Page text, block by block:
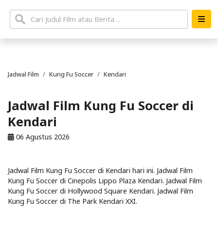
Jadwal Film Kung Fu Soccer Kendari
Jadwal Film Kung Fu Soccer di
Kendari
06 Agustus 2026
Jadwal Film Kung Fu Soccer di Kendari hari ini. Jadwal Film
Kung Fu Soccer di Cinepolis Lippo Plaza Kendari. Jadwal Film
Kung Fu Soccer di Hollywood Square Kendari. Jadwal Film
Kung Fu Soccer di The Park Kendari XXI.